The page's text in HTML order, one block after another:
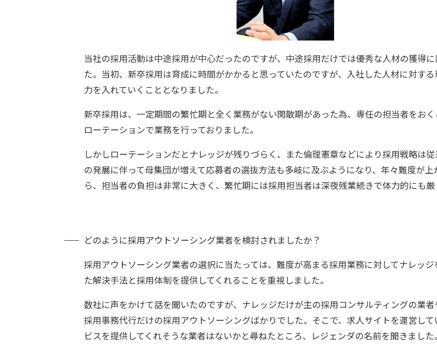
当社の採用活動は中途採用が中心だったのですが、中途採用だけでは優秀な人材の獲得
た。当初、新卒採用は育成に時間がかかると思っていたのですが、入社した人材に対す
力を入れていくこととなりました。
新卒採用は、一定期間の繁忙期と全く業務がない閑散期があった為、専任の担当者をお
ローテーションで業務を行っておりました。
しかしローテーションだとナレッジが残りづらく、また倫理憲章などにより採用戦略は
の発展に伴って母集団が増えて応募者の選抜方法も多岐に及ぶようになり、年々難度が
ら、担当者の負担は非常に大きく、繁忙期には採用担当者は深夜残業続きで体力的にも厳
どのように採用アウトソーシング業者を検討されましたか？
採用アウトソーシング業者の選択に当たっては、難度が高まる採用業務に対してナレッ
た解決手法と採用体制を提供してくれることを重視しました。
数社に声をかけて話を聞いたのですが、ナレッジだけが主の採用コンサルティングの業
採用事務代行だけの採用アウトソーシングばかりでした。そこで、求人サイトを運営し
ビスを提供してくれそうな業者はないかと尋ねたところ、レジェンダの名前を聞きました。